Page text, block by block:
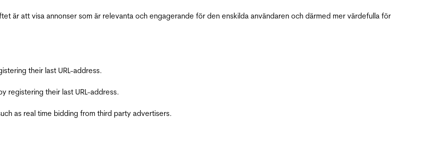
är att visa annonser som är relevanta och engagerande för den enskilda användaren och därmed mer värdefulla för
their last URL-address.
registering their last URL-address.
as real time bidding from third party advertisers.